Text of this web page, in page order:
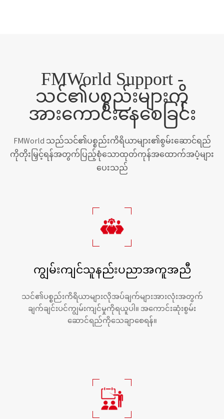
FMWorld Support -
သင်၏ပစ္စည်းများကို
အားကောင်းနေစေခြင်း
FMWorld သည်သင်၏ပစ္စည်းကိရိယာများ၏စွမ်းဆောင်ရည်
ကိုတိုးမြှင့်ရန်အတွက်ပြည့်စုံသောထုတ်ကုန်အထောက်အပံ့များ
ပေးသည်
ကျွမ်းကျင်သူနည်းပညာအကူအညီ
သင်၏ပစ္စည်းကိရိယာများလိုအပ်ချက်များအားလုံးအတွက်
ချက်ချင်းပင်ကျွမ်းကျင်မှုကိုရယူပါ။ အကောင်းဆုံးစွမ်း
ဆောင်ရည်ကိုသေချာစေရန်။